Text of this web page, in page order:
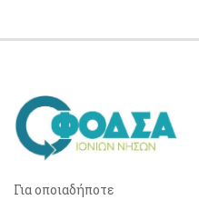
Για οποιαδήποτε